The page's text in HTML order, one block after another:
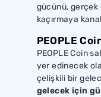
gücünü, gerçek
kaçırmaya
PEOPLE
PEOPLE Coin
yer edinecek
çelişkili bir
gelecek için